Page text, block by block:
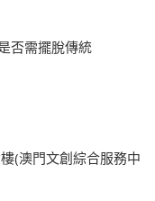
否需擺脫傳統
(澳門文創綜合服務中